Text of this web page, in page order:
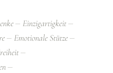
Einzigartigkeit
Emotionale Stütze